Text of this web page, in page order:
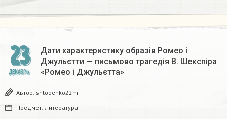
23
ДЕКАБРЬ
Дати характеристику образів Ромео і
Джульєтти — письмово трагедія В. Шекспіра
«Ромео і Джульєтта»
Автор: shtopenko22m
Предмет: Литература